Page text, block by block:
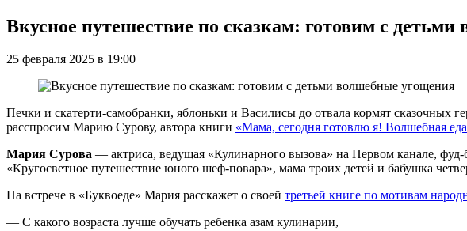
Вкусное путешествие по сказкам: готовим с
25 февраля 2025 в 19:00
Печки и скатерти-самобранки, яблоньки и Василисы до отвала кормят сказочных
расспросим Марию Сурову, автора книги «Мама, сегодня готовлю я! Волшебная
Мария Сурова — актриса, ведущая «Кулинарного вызова» на Первом канале,
«Кругосветное путешествие юного шеф-повара», мама троих детей и бабушка
На встрече в «Буквоеде» Мария расскажет о своей третьей книге по мотивам
— С какого возраста лучше обучать ребенка азам кулинарии,